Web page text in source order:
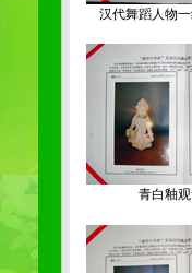
汉代舞蹈人物一
青白釉